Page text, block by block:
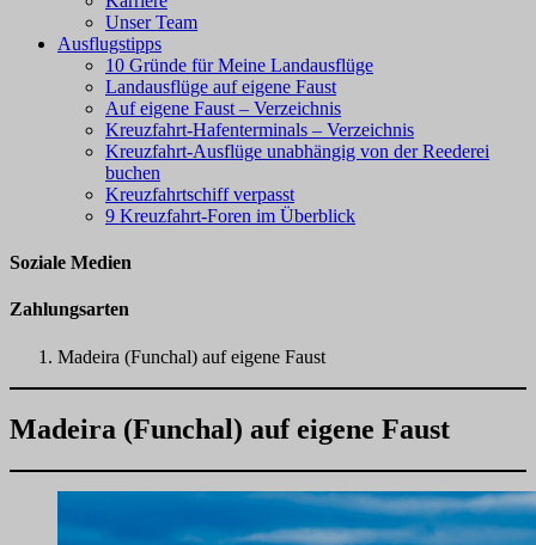
Unser Team
Ausflugstipps
10 Gründe für Meine Landausflüge
Landausflüge auf eigene Faust
Auf eigene Faust – Verzeichnis
Kreuzfahrt-Hafenterminals – Verzeichnis
Kreuzfahrt-Ausflüge unabhängig von der Reederei
buchen
Kreuzfahrtschiff verpasst
9 Kreuzfahrt-Foren im Überblick
Soziale Medien
Zahlungsarten
Madeira (Funchal) auf eigene Faust
Madeira (Funchal) auf eigene Faust